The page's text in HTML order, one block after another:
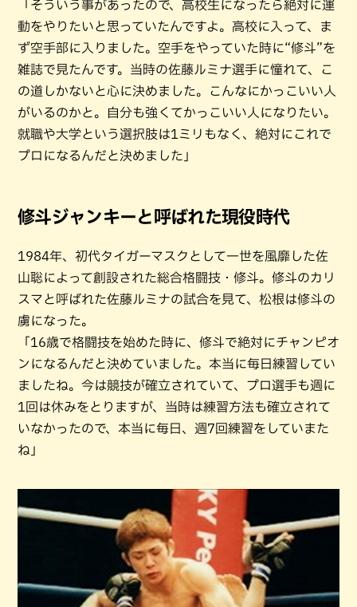
「そういう事があったので、高校生になったら絶対に運
動をやりたいと思っていたんですよ。高校に入って、ま
ず空手部に入りました。空手をやっていた時に“修斗”を
雑誌で見たんです。当時の佐藤ルミナ選手に憧れて、こ
の道しかないと心に決めました。こんなにかっこいい人
がいるのかと。自分も強くてかっこいい人になりたい。
就職や大学という選択肢は1ミリもなく、絶対にこれで
プロになるんだと決めました」
修斗ジャンキーと呼ばれた現役時代
1984年、初代タイガーマスクとして一世を風靡した佐
山聡によって創設された総合格闘技・修斗。修斗のカリ
スマと呼ばれた佐藤ルミナの試合を見て、松根は修斗の
虜になった。
「16歳で格闘技を始めた時に、修斗で絶対にチャンピオ
ンになるんだと決めていました。本当に毎日練習してい
ましたね。今は競技が確立されていて、プロ選手も週に
1回は休みをとりますが、当時は練習方法も確立されて
いなかったので、本当に毎日、週7回練習をしていまた
ね」